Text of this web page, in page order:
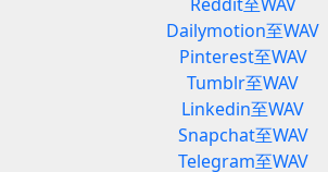
Dailymotion至WAV
Pinterest至WAV
Tumblr至WAV
Linkedin至WAV
Snapchat至WAV
Telegram至WAV